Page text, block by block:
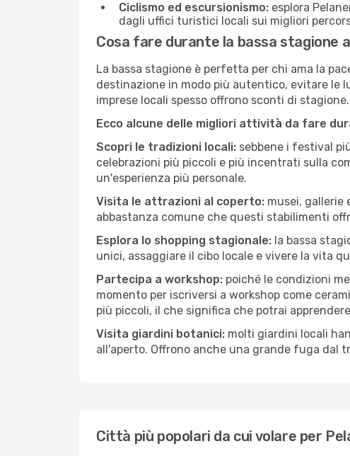
Ciclismo ed escursionismo: esplora
dagli uffici turistici locali sui migliori
Cosa fare durante la bassa stagione
La bassa stagione è perfetta per chi ama la
destinazione in modo più autentico, evitare le
imprese locali spesso offrono sconti di
Ecco alcune delle migliori attività da fare
Scopri le tradizioni locali: sebbene i festival
celebrazioni più piccoli e più incentrati sulla
un'esperienza più personale.
Visita le attrazioni al coperto: musei, gallerie
abbastanza comune che questi stabilimenti
Esplora lo shopping stagionale: la bassa
unici, assaggiare il cibo locale e vivere la vita
Partecipa a workshop: poiché le condizioni
momento per iscriversi a workshop come
più piccoli, il che significa che potrai
Visita giardini botanici: molti giardini locali
all'aperto. Offrono anche una grande fuga dal
Città più popolari da cui volare per